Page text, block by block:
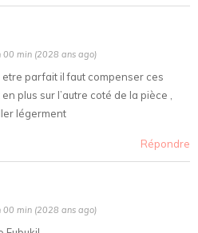
min (2028 ans ago)
etre parfait il faut compenser ces
plus sur l’autre coté de la pièce ,
légerment
Répondre
min (2028 ans ago)